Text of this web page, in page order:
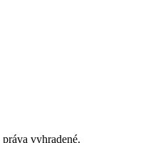
vyhradené.